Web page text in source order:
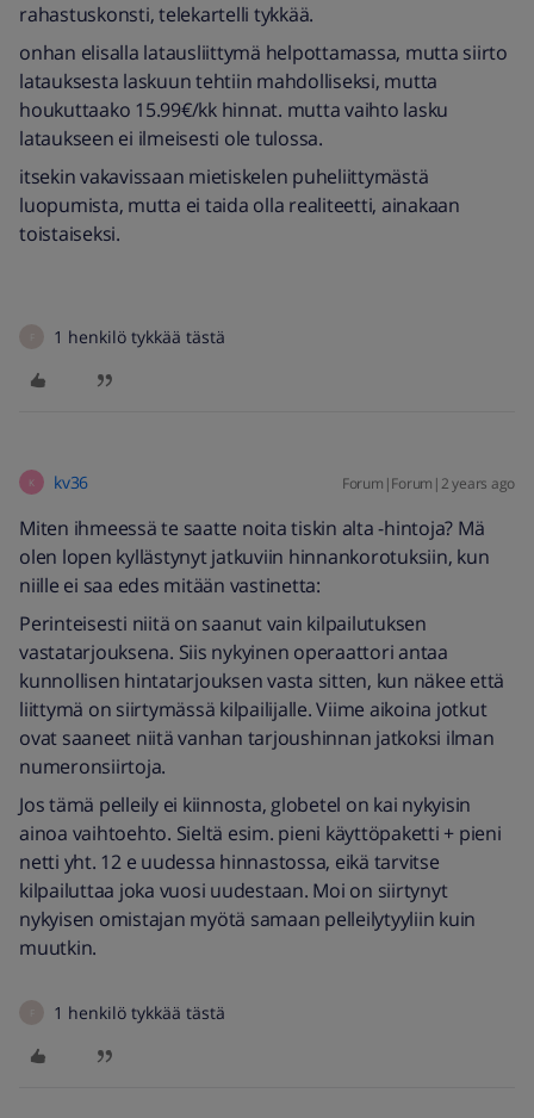
rahastuskonsti, telekartelli tykkää.
onhan elisalla latausliittymä helpottamassa, mutta siirto
latauksesta laskuun tehtiin mahdolliseksi, mutta
houkuttaako 15.99€/kk hinnat. mutta vaihto lasku
lataukseen ei ilmeisesti ole tulossa.
itsekin vakavissaan mietiskelen puheliittymästä
luopumista, mutta ei taida olla realiteetti, ainakaan
toistaiseksi.
1 henkilö tykkää tästä
K kv36 Forum|Forum|2 years ago
Miten ihmeessä te saatte noita tiskin alta -hintoja? Mä
olen lopen kyllästynyt jatkuviin hinnankorotuksiin, kun
niille ei saa edes mitään vastinetta:
Perinteisesti niitä on saanut vain kilpailutuksen
vastatarjouksena. Siis nykyinen operaattori antaa
kunnollisen hintatarjouksen vasta sitten, kun näkee että
liittymä on siirtymässä kilpailijalle. Viime aikoina jotkut
ovat saaneet niitä vanhan tarjoushinnan jatkoksi ilman
numeronsiirtoja.
Jos tämä pelleily ei kiinnosta, globetel on kai nykyisin
ainoa vaihtoehto. Sieltä esim. pieni käyttöpaketti + pieni
netti yht. 12 e uudessa hinnastossa, eikä tarvitse
kilpailuttaa joka vuosi uudestaan. Moi on siirtynyt
nykyisen omistajan myötä samaan pelleilytyyliin kuin
muutkin.
1 henkilö tykkää tästä